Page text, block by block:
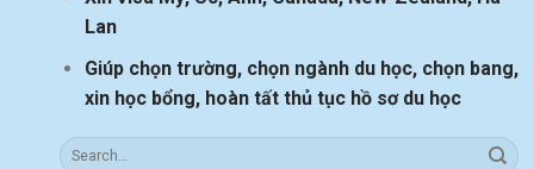
Lan
Giúp chọn trường, chọn ngành du học, chọn bang,
xin học bổng, hoàn tất thủ tục hồ sơ du học